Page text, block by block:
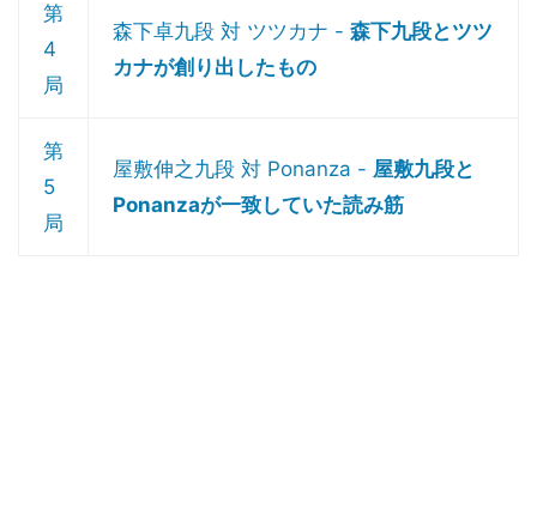
第
4
局
森下卓九段 対 ツツカナ - 森下九段とツツ
カナが創り出したもの
第
5
局
屋敷伸之九段 対 Ponanza - 屋敷九段と
Ponanzaが一致していた読み筋